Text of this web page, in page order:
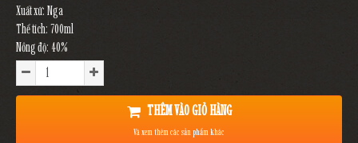
Xuất xứ: Nga
Thể tích: 700ml
Nồng độ: 40%
THÊM VÀO GIỎ HÀNG
Và xem thêm các sản phẩm khác